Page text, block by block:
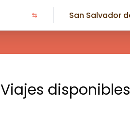
Viajes disponibles